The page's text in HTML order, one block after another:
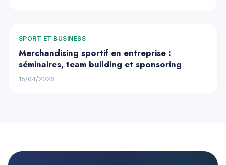
SPORT ET BUSINESS
Merchandising sportif en entreprise :
séminaires, team building et sponsoring
15/04/2026